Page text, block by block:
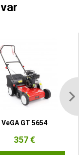
VeGA GT 5654
357 €